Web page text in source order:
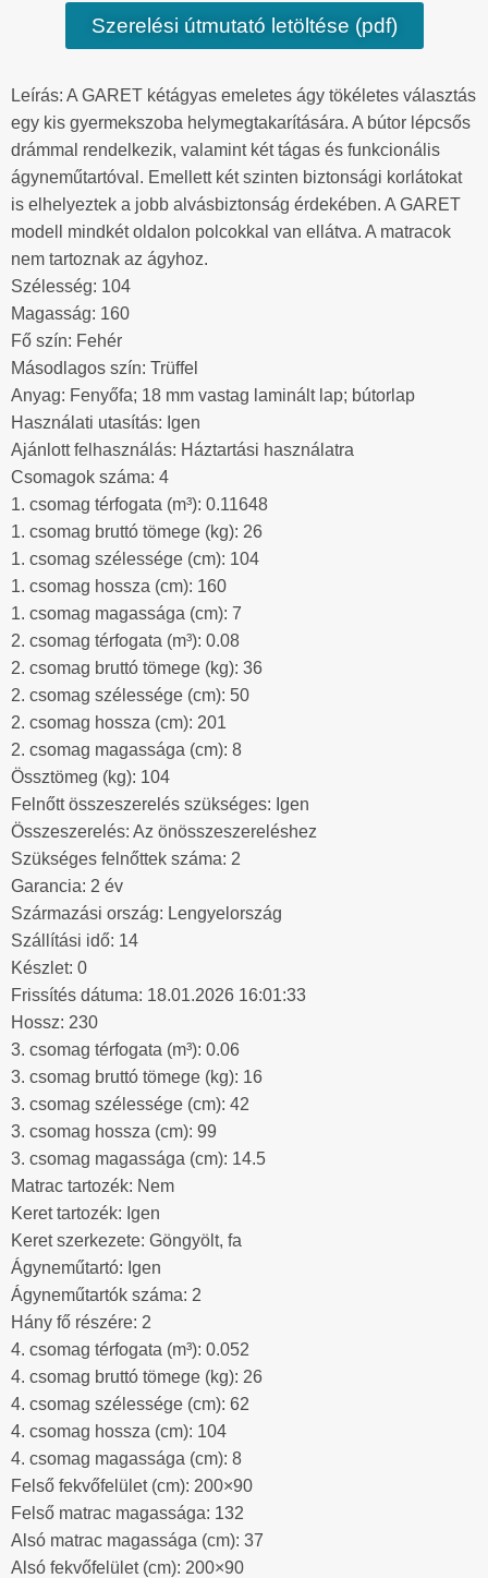
Szerelési útmutató letöltése (pdf)
Leírás: A GARET kétágyas emeletes ágy tökéletes választás
egy kis gyermekszoba helymegtakarítására. A bútor lépcsős
drámmal rendelkezik, valamint két tágas és funkcionális
ágyneműtartóval. Emellett két szinten biztonsági korlátokat
is elhelyeztek a jobb alvásbiztonság érdekében. A GARET
modell mindkét oldalon polcokkal van ellátva. A matracok
nem tartoznak az ágyhoz.
Szélesség: 104
Magasság: 160
Fő szín: Fehér
Másodlagos szín: Trüffel
Anyag: Fenyőfa; 18 mm vastag laminált lap; bútorlap
Használati utasítás: Igen
Ajánlott felhasználás: Háztartási használatra
Csomagok száma: 4
1. csomag térfogata (m³): 0.11648
1. csomag bruttó tömege (kg): 26
1. csomag szélessége (cm): 104
1. csomag hossza (cm): 160
1. csomag magassága (cm): 7
2. csomag térfogata (m³): 0.08
2. csomag bruttó tömege (kg): 36
2. csomag szélessége (cm): 50
2. csomag hossza (cm): 201
2. csomag magassága (cm): 8
Össztömeg (kg): 104
Felnőtt összeszerelés szükséges: Igen
Összeszerelés: Az önösszeszereléshez
Szükséges felnőttek száma: 2
Garancia: 2 év
Származási ország: Lengyelország
Szállítási idő: 14
Készlet: 0
Frissítés dátuma: 18.01.2026 16:01:33
Hossz: 230
3. csomag térfogata (m³): 0.06
3. csomag bruttó tömege (kg): 16
3. csomag szélessége (cm): 42
3. csomag hossza (cm): 99
3. csomag magassága (cm): 14.5
Matrac tartozék: Nem
Keret tartozék: Igen
Keret szerkezete: Göngyölt, fa
Ágyneműtartó: Igen
Ágyneműtartók száma: 2
Hány fő részére: 2
4. csomag térfogata (m³): 0.052
4. csomag bruttó tömege (kg): 26
4. csomag szélessége (cm): 62
4. csomag hossza (cm): 104
4. csomag magassága (cm): 8
Felső fekvőfelület (cm): 200×90
Felső matrac magassága: 132
Alsó matrac magassága (cm): 37
Alsó fekvőfelület (cm): 200×90